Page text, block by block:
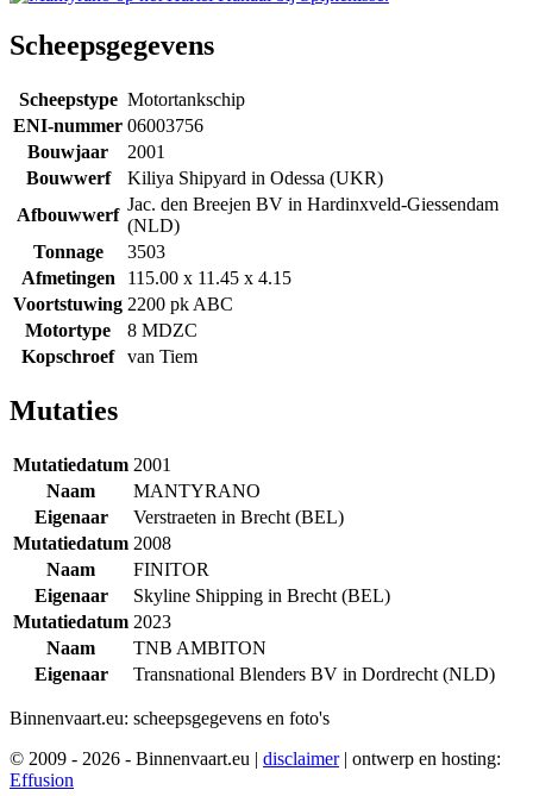
Scheepsgegevens
Scheepstype Motortankschip
ENI-nummer 06003756
Bouwjaar
2001
Bouwwerf
Kiliya Shipyard in Odessa (UKR)
Afbouwwerf
Jac. den Breejen BV in Hardinxveld-Giessendam
(NLD)
Tonnage
3503
Afmetingen
115.00 x 11.45 x 4.15
Voortstuwing 2200 pk ABC
Motortype
8 MDZC
Kopschroef
van Tiem
Mutaties
Mutatiedatum 2001
Naam
MANTYRANO
Eigenaar
Verstraeten in Brecht (BEL)
Mutatiedatum 2008
Naam
FINITOR
Eigenaar
Skyline Shipping in Brecht (BEL)
Mutatiedatum 2023
Naam
TNB AMBITON
Eigenaar
Transnational Blenders BV in Dordrecht (NLD)
Binnenvaart.eu: scheepsgegevens en foto's
© 2009 - 2026 - Binnenvaart.eu | disclaimer | ontwerp en hosting:
Effusion